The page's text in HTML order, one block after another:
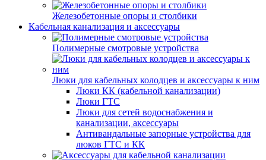
Железобетонные опоры и столбики
Кабельная канализация и аксессуары
Полимерные смотровые устройства
Люки для кабельных колодцев и аксессуары к ним
Люки КК (кабельной канализации)
Люки ГТС
Люки для сетей водоснабжения и
канализации, аксессуары
Антивандальные запорные устройства для
люков ГТС и КК